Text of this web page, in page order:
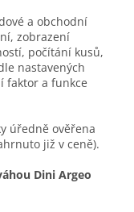
a obchodní
zobrazení
počítání kusů,
nastavených
faktor a funkce
úředně ověřena
již v ceně).
Dini Argeo